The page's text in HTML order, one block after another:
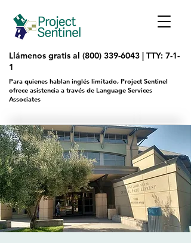
Llámenos gratis al (800) 339-6043 | TTY: 7-1-
1
Para quienes hablan inglés limitado, Project Sentinel
ofrece asistencia a través de Language Services
Associates